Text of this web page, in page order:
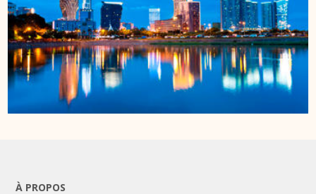
À PROPOS